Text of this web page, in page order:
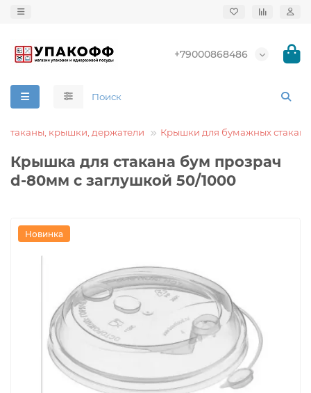
+79000868486
крышки, держатели Крышки для бумажных
Крышка для стакана бум прозрач
d-80мм с заглушкой 50/1000
Новинка